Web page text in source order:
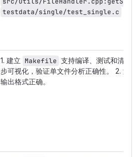
testdata/single/test_single.c
1. 建立 Makefile 支持编译、测试和清理
步可视化，验证单文件分析正确性。 2. 测试
输出格式正确。